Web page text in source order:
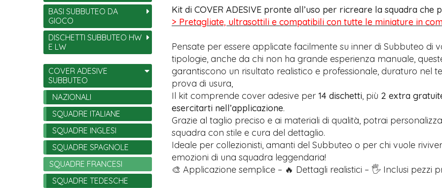
Kit di COVER ADESIVE pronte all’uso per ricreare la squadra che
> Pretagliate, ultrasottili e compatibili con tutte le miniature in
Pensate per essere applicate facilmente su inner di Subbuteo di
tipologie, anche da chi non ha grande esperienza manuale,
garantiscono un risultato realistico e professionale, duraturo nel
prova di usura,
Il kit comprende cover adesive per 14 dischetti, più 2 extra
esercitarti nell’applicazione.
Grazie al taglio preciso e ai materiali di qualità, potrai
squadra con stile e cura del dettaglio.
Ideale per collezionisti, amanti del Subbuteo o per chi vuole
emozioni di una squadra leggendaria!
🎨 Applicazione semplice – 🔥 Dettagli realistici – 🖐️ Inclusi pezzi
BASI SUBBUTEO DA
GIOCO
DISCHETTI SUBBUTEO HW
E LW
COVER ADESIVE
SUBBUTEO
NAZIONALI
SQUADRE ITALIANE
SQUADRE INGLESI
SQUADRE SPAGNOLE
SQUADRE FRANCESI
SQUADRE TEDESCHE